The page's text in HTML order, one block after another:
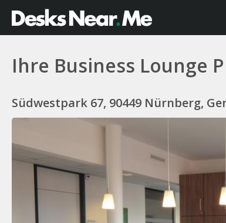
Ihre Business Lounge
Südwestpark 67, 90449 Nürnberg,